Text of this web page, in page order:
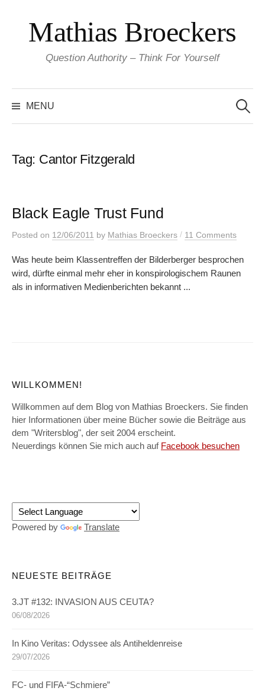
content
Mathias Broeckers
Question Authority – Think For Yourself
MENU
for:
Tag: Cantor Fitzgerald
Black Eagle Trust Fund
Posted on 12/06/2011 by Mathias Broeckers / 11 Comments
Was heute beim Klassentreffen der Bilderberger besprochen
wird, dürfte einmal mehr eher in konspirologischem Raunen
als in informativen Medienberichten bekannt ...
WILLKOMMEN!
Willkommen auf dem Blog von Mathias Broeckers. Sie finden
hier Informationen über meine Bücher sowie die Beiträge aus
dem "Writersblog", der seit 2004 erscheint.
Neuerdings können Sie mich auch auf Facebook besuchen
Powered by Translate
NEUESTE BEITRÄGE
3.JT #132: INVASION AUS CEUTA?
06/08/2026
In Kino Veritas: Odyssee als Antiheldenreise
29/07/2026
FC- und FIFA-“Schmiere”